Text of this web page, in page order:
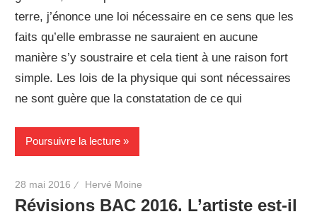
terre, j’énonce une loi nécessaire en ce sens que les
faits qu’elle embrasse ne sauraient en aucune
manière s’y soustraire et cela tient à une raison fort
simple. Les lois de la physique qui sont nécessaires
ne sont guère que la constatation de ce qui
Poursuivre la lecture
28 mai 2016 Hervé Moine
Révisions BAC 2016. L’artiste est-il